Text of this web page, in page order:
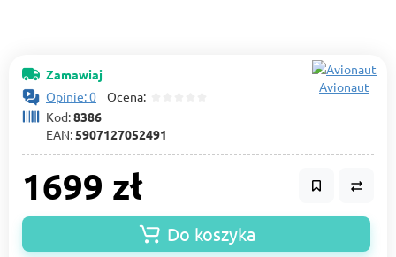
Zamawiaj
Opinie: 0 Ocena:
Kod:8386
EAN:5907127052491
Avionaut
1699 zł
Do koszyka